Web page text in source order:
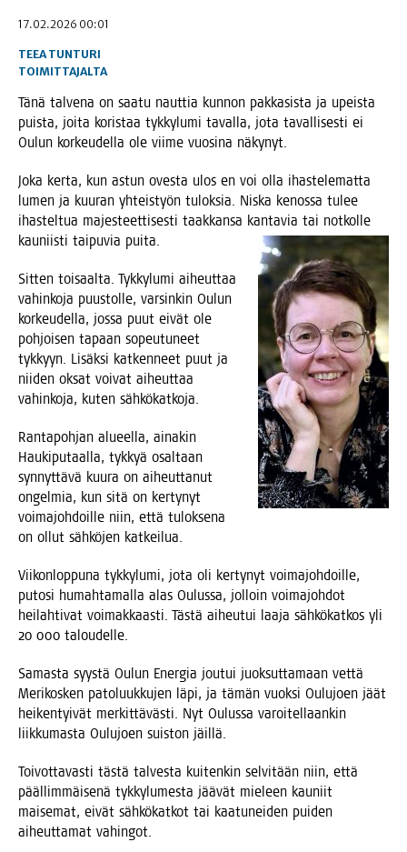
17.02.2026 00:01
TEEA TUNTURI
TOIMITTAJALTA
Tänä tal­ve­na on saa­tu naut­tia kun­non pak­ka­sis­ta ja upeis­ta
puis­ta, joi­ta koris­taa tyk­ky­lu­mi taval­la, jota taval­li­ses­ti ei
Oulun kor­keu­del­la ole vii­me vuo­si­na näkynyt.
Joka ker­ta, kun astun oves­ta ulos en voi olla ihas­te­le­mat­ta
lumen ja kuu­ran yhteis­työn tulok­sia. Nis­ka kenos­sa tulee
ihas­tel­tua majes­teet­ti­ses­ti taak­kan­sa kan­ta­via tai not­kol­le
kau­niis­ti tai­pu­via puita.
Sit­ten toi­saal­ta. Tyk­ky­lu­mi aiheut­taa
vahin­ko­ja puus­tol­le, var­sin­kin Oulun
kor­keu­del­la, jos­sa puut eivät ole
poh­joi­sen tapaan sopeu­tu­neet
tyk­kyyn. Lisäk­si kat­ken­neet puut ja
nii­den oksat voi­vat aiheut­taa
vahin­ko­ja, kuten sähkökatkoja.
Ran­ta­poh­jan alu­eel­la, aina­kin
Hau­ki­pu­taal­la, tyk­kyä osal­taan
syn­nyt­tä­vä kuu­ra on aiheut­ta­nut
ongel­mia, kun sitä on ker­ty­nyt
voi­ma­joh­doil­le niin, että tulok­se­na
on ollut säh­kö­jen katkeilua.
Vii­kon­lop­pu­na tyk­ky­lu­mi, jota oli ker­ty­nyt voi­ma­joh­doil­le,
puto­si humah­ta­mal­la alas Oulus­sa, jol­loin voi­ma­joh­dot
hei­lah­ti­vat voi­mak­kaas­ti. Täs­tä aiheu­tui laa­ja säh­kö­kat­kos yli
20 000 taloudelle.
Samas­ta syys­tä Oulun Ener­gia jou­tui juok­sut­ta­maan vet­tä
Meri­kos­ken pato­luuk­ku­jen läpi, ja tämän vuok­si Oulu­joen jäät
hei­ken­tyi­vät mer­kit­tä­väs­ti. Nyt Oulus­sa varoi­tel­laan­kin
liik­ku­mas­ta Oulu­joen suis­ton jäillä.
Toi­vot­ta­vas­ti täs­tä tal­ves­ta kui­ten­kin sel­vi­tään niin, että
pääl­lim­mäi­se­nä tyk­ky­lu­mes­ta jää­vät mie­leen kau­niit
mai­se­mat, eivät säh­kö­kat­kot tai kaa­tu­nei­den pui­den
aiheut­ta­mat vahingot.